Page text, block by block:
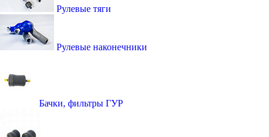
Рулевые тяги
Рулевые наконечники
Бачки, фильтры ГУР